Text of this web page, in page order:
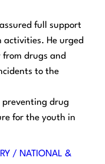
full support
activities. He urged
drugs and
to the
drug
for the youth in
/ NATIONAL &